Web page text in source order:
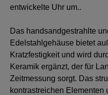
entwickelte Uhr um..
Das handsandgestrahlte
Edelstahlgehäuse bietet
Kratzfestigkeit und wird
Keramik ergänzt, der für
Zeitmessung sorgt. Das
kontrastreichen Elementen